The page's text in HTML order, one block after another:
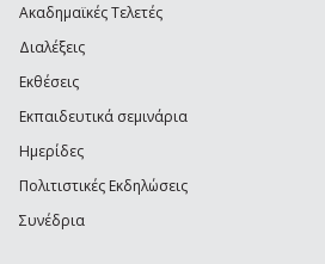
Ακαδημαϊκές Τελετές
Διαλέξεις
Εκθέσεις
Εκπαιδευτικά σεμινάρια
Ημερίδες
Πολιτιστικές Εκδηλώσεις
Συνέδρια